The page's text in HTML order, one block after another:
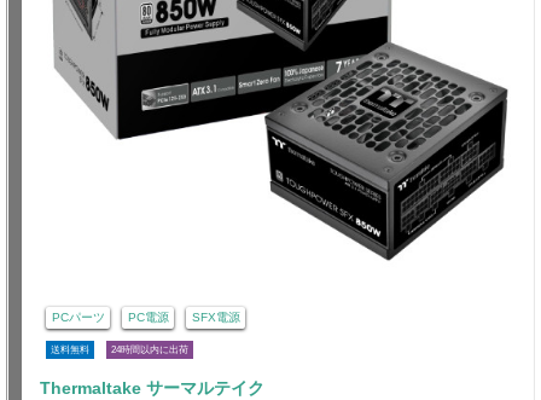
PCパーツ PC電源 SFX電源
送料無料 24時間以内に出荷
Thermaltake サーマルテイク